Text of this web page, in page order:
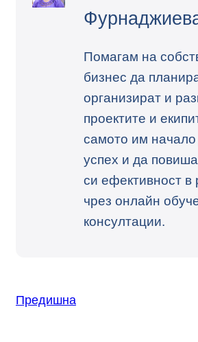
Помагам на
бизнес да
организират и
проектите и
самото им
успех и да
си ефективност в
чрез онлайн
консултации.
Предишна